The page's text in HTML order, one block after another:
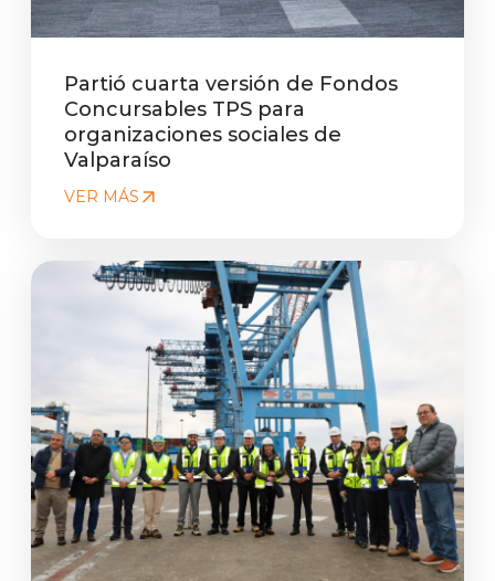
Partió cuarta versión de Fondos
Concursables TPS para
organizaciones sociales de
Valparaíso
VER MÁS